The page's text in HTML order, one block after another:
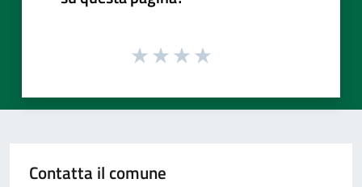
Contatta il comune